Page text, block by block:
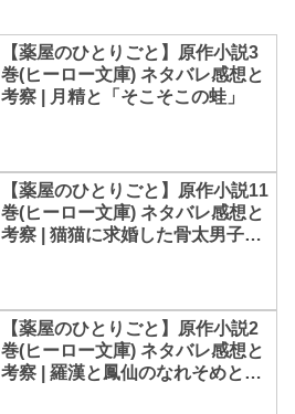
【薬屋のひとりごと】原作小説3
巻(ヒーロー文庫) ネタバレ感想と
考察 | 月精と「そこそこの蛙」
【薬屋のひとりごと】原作小説11
巻(ヒーロー文庫) ネタバレ感想と
考察 | 猫猫に求婚した骨太男子・
【薬屋のひとりごと】原作小説2
巻(ヒーロー文庫) ネタバレ感想と
考察 | 羅漢と鳳仙のなれそめとす